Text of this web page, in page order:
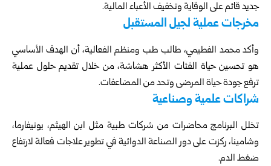
جديد قائم على الوقاية وتخفيف الأعباء المالية.
مخرجات عملية لجيل المستقبل
وأكد محمد الفطيمي، طالب طب ومنظم الفعالية، أن الهدف الأساسي
هو تحسين حياة الفئات الأكثر هشاشة، من خلال تقديم حلول عملية
ترفع جودة حياة المرضى وتحد من المضاعفات.
شراكات علمية وصناعية
تخلل البرنامج محاضرات من شركات طبية مثل ابن الهيثم، يونيفارما،
وشامينا، ركزت على دور الصناعة الدوائية في تطوير علاجات فعالة لارتفاع
ضغط الدم.